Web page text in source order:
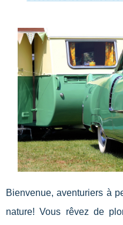
Bienvenue, aventuriers à
nature! Vous rêvez de